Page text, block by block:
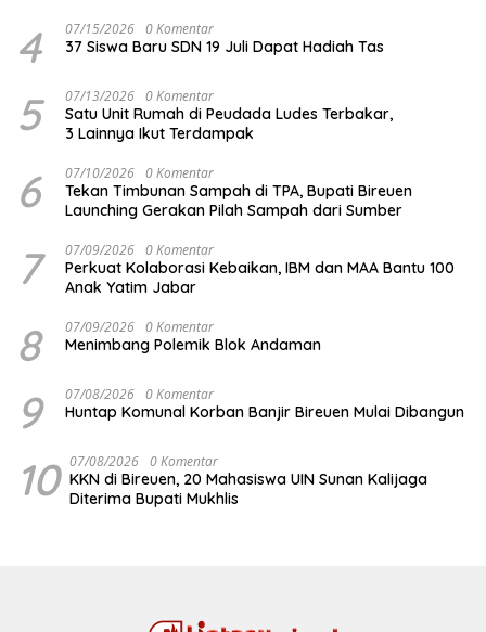
4 07/15/2026 0 Komentar
37 Siswa Baru SDN 19 Juli Dapat Hadiah Tas
5 07/13/2026 0 Komentar
Satu Unit Rumah di Peudada Ludes Terbakar,
3 Lainnya Ikut Terdampak
6 07/10/2026 0 Komentar
Tekan Timbunan Sampah di TPA, Bupati Bireuen
Launching Gerakan Pilah Sampah dari Sumber
7 07/09/2026 0 Komentar
Perkuat Kolaborasi Kebaikan, IBM dan MAA Bantu 100
Anak Yatim Jabar
8 07/09/2026 0 Komentar
Menimbang Polemik Blok Andaman
9 07/08/2026 0 Komentar
Huntap Komunal Korban Banjir Bireuen Mulai Dibangun
10 07/08/2026 0 Komentar
KKN di Bireuen, 20 Mahasiswa UIN Sunan Kalijaga